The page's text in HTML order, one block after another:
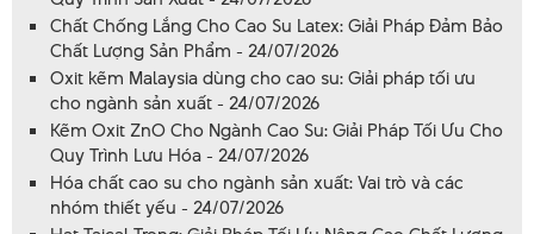
Chất Chống Lắng Cho Cao Su Latex: Giải Pháp Đảm Bảo
Chất Lượng Sản Phẩm - 24/07/2026
Oxit kẽm Malaysia dùng cho cao su: Giải pháp tối ưu
cho ngành sản xuất - 24/07/2026
Kẽm Oxit ZnO Cho Ngành Cao Su: Giải Pháp Tối Ưu Cho
Quy Trình Lưu Hóa - 24/07/2026
Hóa chất cao su cho ngành sản xuất: Vai trò và các
nhóm thiết yếu - 24/07/2026